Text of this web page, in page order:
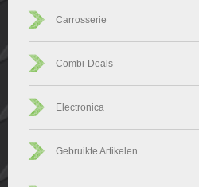
Carrosserie
Combi-Deals
Electronica
Gebruikte Artikelen